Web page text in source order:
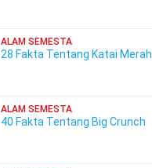
ALAM SEMESTA
28 Fakta Tentang Katai Merah
ALAM SEMESTA
40 Fakta Tentang Big Crunch